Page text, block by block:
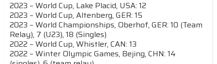
2023 – World Cup, Lake Placid, USA: 12
2023 – World Cup, Altenberg, GER: 15
2023 – World Championships, Oberhof, GER: 10 (Team
Relay), 7 (U23), 18 (Singles)
2022 – World Cup, Whistler, CAN: 13
2022 – Winter Olympic Games, Bejing, CHN: 14